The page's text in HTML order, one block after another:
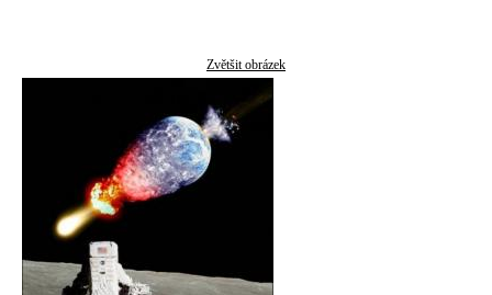
Zvětšit obrázek